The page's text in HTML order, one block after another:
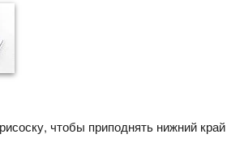
чтобы приподнять нижний край